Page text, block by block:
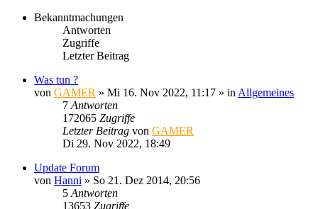
Bekanntmachungen
Antworten
Zugriffe
Letzter Beitrag
Was tun ?
von GAMER » Mi 16. Nov 2022, 11:17 » in Allgemeines
7 Antworten
172065 Zugriffe
Letzter Beitrag von GAMER
Di 29. Nov 2022, 18:49
Update Forum
von Hanni » So 21. Dez 2014, 20:56
5 Antworten
13653 Zugriffe